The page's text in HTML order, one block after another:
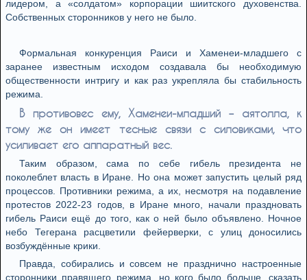
лидером, а «солдатом» корпорации шиитского духовенства.
Собственных сторонников у него не было.
Формальная конкуренция Раиси и Хаменеи-младшего с
заранее известным исходом создавала бы необходимую
общественности интригу и как раз укрепляла бы стабильность
режима.
В противовес ему, Хаменеи-младший – аятолла, к
тому же он имеет тесные связи с силовиками, что
усиливает его аппаратный вес.
Таким образом, сама по себе гибель президента не
поколеблет власть в Иране. Но она может запустить целый ряд
процессов. Противники режима, а их, несмотря на подавление
протестов 2022-23 годов, в Иране много, начали праздновать
гибель Раиси ещё до того, как о ней было объявлено. Ночное
небо Тегерана расцветили фейерверки, с улиц доносились
возбуждённые крики.
Правда, собирались и совсем не празднично настроенные
сторонники правящего режима, но кого было больше, сказать